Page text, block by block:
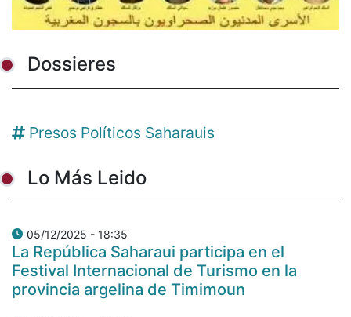
Dossieres
Presos Políticos Saharauis
Lo Más Leido
05/12/2025 - 18:35
La República Saharaui participa en el
Festival Internacional de Turismo en la
provincia argelina de Timimoun